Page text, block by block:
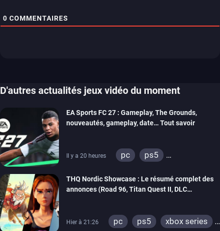
0 COMMENTAIRES
D'autres actualités jeux vidéo du moment
EA Sports FC 27 : Gameplay, The Grounds,
nouveautés, gameplay, date… Tout savoir
Il y a 20 heures pc
ps5
THQ Nordic Showcase : Le résumé complet des
annonces (Road 96, Titan Quest II, DLC
Hier à 21:26 pc ps5
xbox series